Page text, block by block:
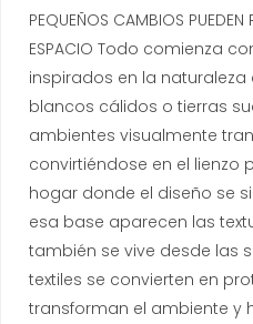
PEQUEÑOS CAMBIOS
ESPACIO Todo comienza
inspirados en la
blancos cálidos o tierras
ambientes visualmente
convirtiéndose en el lienzo
hogar donde el diseño se
esa base aparecen las
también se vive desde las
textiles se convierten en
transforman el ambiente y